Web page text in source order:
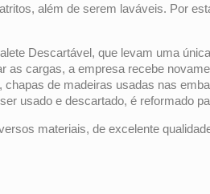
além de serem laváveis. Por
Descartável, que levam uma
as cargas, a empresa recebe
de madeiras usadas nas
usado e descartado, é reformado
materiais, de excelente